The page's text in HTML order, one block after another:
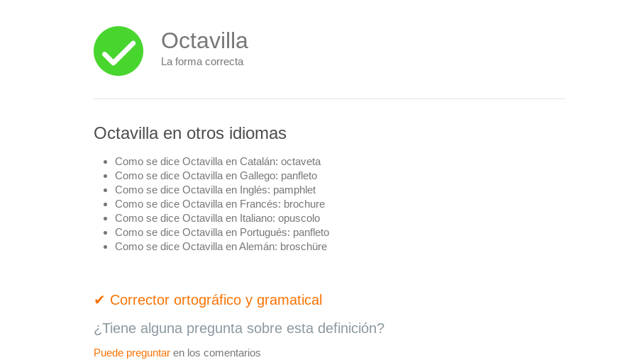
Octavilla
La forma correcta
Octavilla en otros idiomas
Como se dice Octavilla en Catalán: octaveta
Como se dice Octavilla en Gallego: panfleto
Como se dice Octavilla en Inglés: pamphlet
Como se dice Octavilla en Francés: brochure
Como se dice Octavilla en Italiano: opuscolo
Como se dice Octavilla en Portugués: panfleto
Como se dice Octavilla en Alemán: broschüre
✔ Corrector ortográfico y gramatical
¿Tiene alguna pregunta sobre esta definición?
Puede preguntar en los comentarios